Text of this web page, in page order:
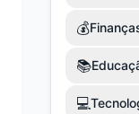
💰
📚
💻